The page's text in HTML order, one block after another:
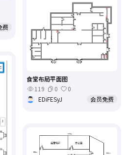
费
食堂布局平面图
119
0
0
EDiFESyJ
会员免费